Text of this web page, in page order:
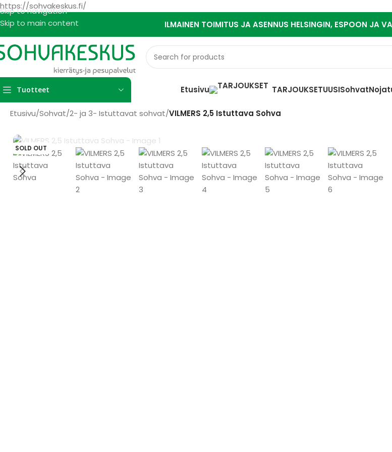
https://sohvakeskus.fi/
Skip to navigation
Skip to main content
ILMAINEN TOIMITUS JA ASENNUS HELSINGIN, ESPOON JA
Tuotteet Etusivu TARJOUKSETUUSISohvat
Etusivu/Sohvat/2- ja 3- Istuttavat sohvat/VILMERS 2,5 Istuttava Sohva
SOLD OUT